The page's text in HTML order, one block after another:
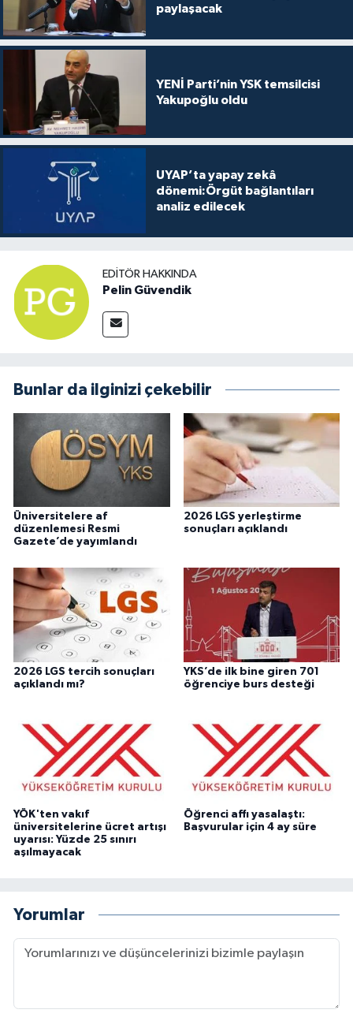
paylaşacak
YENİ Parti’nin YSK temsilcisi
Yakupoğlu oldu
UYAP’ta yapay zekâ
dönemi:Örgüt bağlantıları
analiz edilecek
EDITÖR HAKKINDA
Pelin Güvendik
Bunlar da ilginizi çekebilir
Üniversitelere af
düzenlemesi Resmi
Gazete’de yayımlandı
2026 LGS yerleştirme
sonuçları açıklandı
2026 LGS tercih sonuçları
açıklandı mı?
YKS’de ilk bine giren 701
öğrenciye burs desteği
YÖK'ten vakıf
üniversitelerine ücret artışı
uyarısı: Yüzde 25 sınırı
aşılmayacak
Öğrenci affı yasalaştı:
Başvurular için 4 ay süre
Yorumlar